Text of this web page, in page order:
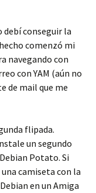
debí conseguir la
comenzó mi
navegando con
con YAM (aún no
de mail que me
flipada.
un segundo
Potato. Si
camiseta con la
en un Amiga